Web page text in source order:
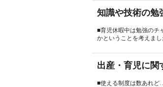
知識や技術の勉
■育児休暇中は勉強のチ
かということを考えま
出産・育児に関
■使える制度は数あれど